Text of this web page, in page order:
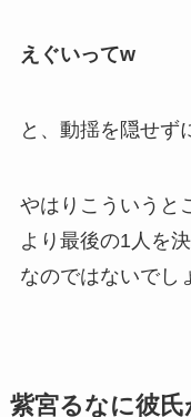
えぐいってw
と、 動揺を隠せず
やはりこういうと
より最後の1人を
なのではないでし
紫宮るなに彼